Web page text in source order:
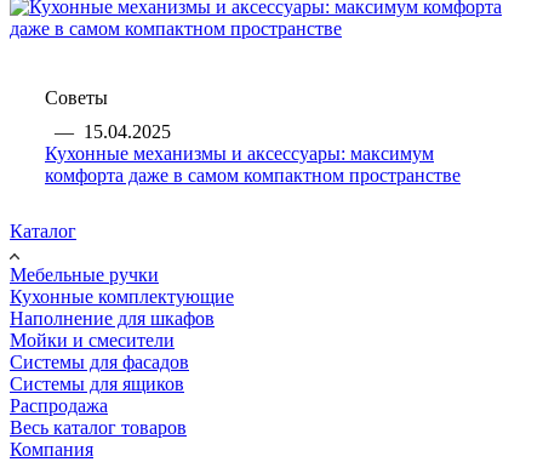
Советы
— 15.04.2025
Кухонные механизмы и аксессуары: максимум
комфорта даже в самом компактном пространстве
Каталог
Мебельные ручки
Кухонные комплектующие
Наполнение для шкафов
Мойки и смесители
Системы для фасадов
Системы для ящиков
Распродажа
Весь каталог товаров
Компания